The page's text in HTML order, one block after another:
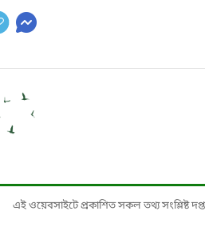
এই ওয়েবসাইটে প্রকাশিত সকল তথ্য সংশ্লিষ্ট